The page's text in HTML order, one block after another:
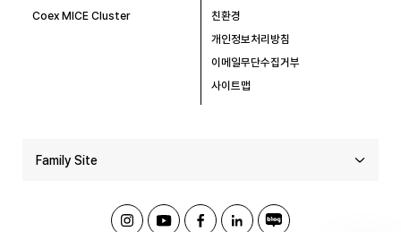
Coex MICE Cluster
친환경
개인정보처리방침
이메일무단수집거부
사이트맵
Family Site